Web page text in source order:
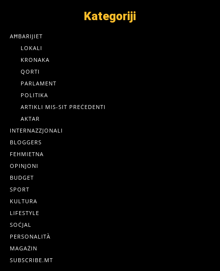
Kategoriji
AĦBARIJIET
LOKALI
KRONAKA
QORTI
PARLAMENT
POLITIKA
ARTIKLI MIS-SIT PREĊEDENTI
AKTAR
INTERNAZZJONALI
BLOGGERS
FEHMIETNA
OPINJONI
BUDGET
SPORT
KULTURA
LIFESTYLE
SOĊJAL
PERSONALITÀ
MAGAŻIN
SUBSCRIBE.MT